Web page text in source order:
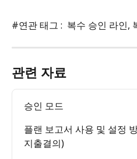
#연관 태그 :  복수 승인 라인,
관련 자료
승인 모드
플랜 보고서 사용 및 설정
지출결의)